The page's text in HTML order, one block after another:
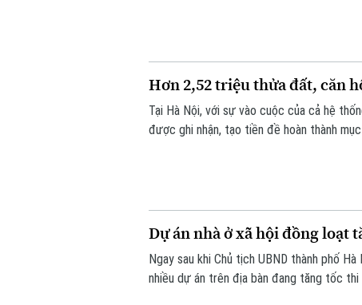
Hơn 2,52 triệu thửa đất, căn
Tại Hà Nội, với sự vào cuộc của cả hệ
được ghi nhận, tạo tiền đề hoàn thành
Dự án nhà ở xã hội đồng loạt
Ngay sau khi Chủ tịch UBND thành phố
nhiều dự án trên địa bàn đang tăng tốc